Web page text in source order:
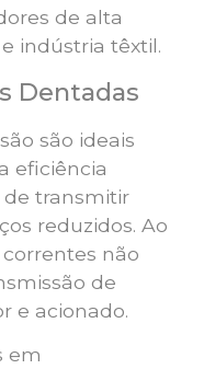
de alta
indústria têxtil.
Dentadas
são ideais
eficiência
transmitir
reduzidos. Ao
não
de
e acionado.
em